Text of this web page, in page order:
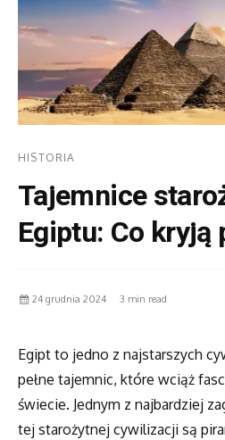
HISTORIA
Tajemnice
Egiptu: Co kryją
24 grudnia 2024 3 min read
Egipt to jedno z najstarszych
pełne tajemnic, które wciąż
świecie. Jednym z najbardziej
tej starożytnej cywilizacji są